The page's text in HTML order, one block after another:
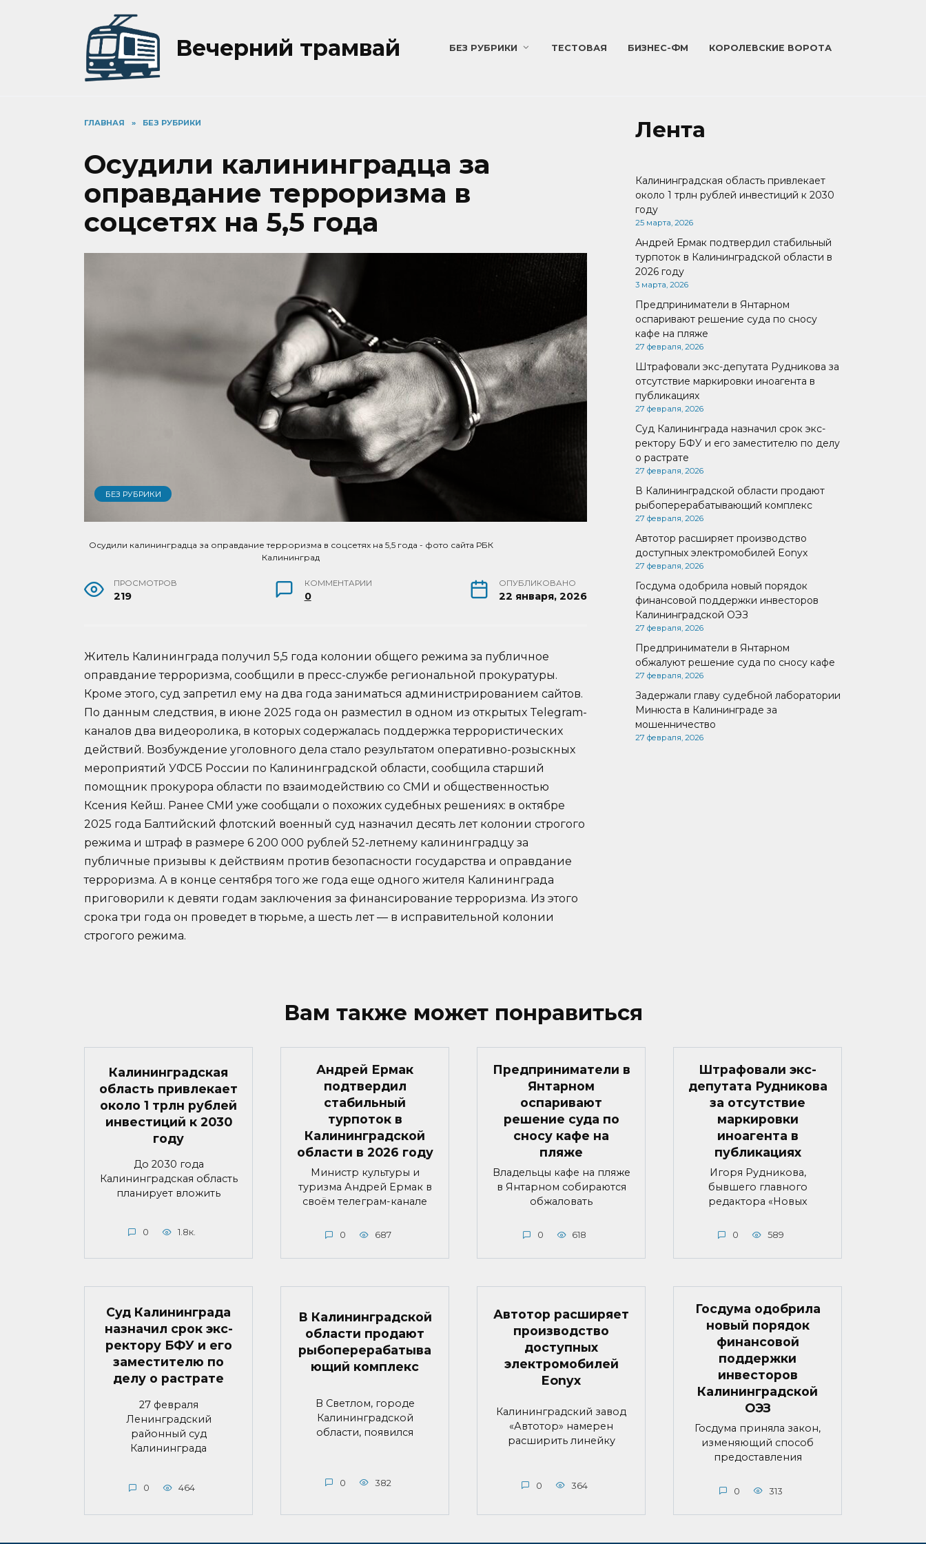
Вечерний трамвай БЕЗ РУБРИКИ ТЕСТОВАЯ БИЗНЕС-ФМ КОРОЛЕВСКИЕ ВОРОТА
ГЛАВНАЯ » БЕЗ РУБРИКИ
Осудили калининградца за
оправдание терроризма в
соцсетях на 5,5 года
БЕЗ РУБРИКИ
Осудили калининградца за оправдание терроризма в соцсетях на 5,5 года - фото сайта РБК
Калининград
ПРОСМОТРОВ
219
КОММЕНТАРИИ
0
ОПУБЛИКОВАНО
22 января, 2026
Житель Калининграда получил 5,5 года колонии общего режима за публичное
оправдание терроризма, сообщили в пресс-службе региональной прокуратуры.
Кроме этого, суд запретил ему на два года заниматься администрированием сайтов.
По данным следствия, в июне 2025 года он разместил в одном из открытых Telegram-
каналов два видеоролика, в которых содержалась поддержка террористических
действий. Возбуждение уголовного дела стало результатом оперативно-розыскных
мероприятий УФСБ России по Калининградской области, сообщила старший
помощник прокурора области по взаимодействию со СМИ и общественностью
Ксения Кейш. Ранее СМИ уже сообщали о похожих судебных решениях: в октябре
2025 года Балтийский флотский военный суд назначил десять лет колонии строгого
режима и штраф в размере 6 200 000 рублей 52-летнему калининградцу за
публичные призывы к действиям против безопасности государства и оправдание
терроризма. А в конце сентября того же года еще одного жителя Калининграда
приговорили к девяти годам заключения за финансирование терроризма. Из этого
срока три года он проведет в тюрьме, а шесть лет — в исправительной колонии
строгого режима.
Лента
Калининградская область привлекает
около 1 трлн рублей инвестиций к 2030
году
25 марта, 2026
Андрей Ермак подтвердил стабильный
турпоток в Калининградской области в
2026 году
3 марта, 2026
Предприниматели в Янтарном
оспаривают решение суда по сносу
кафе на пляже
27 февраля, 2026
Штрафовали экс-депутата Рудникова за
отсутствие маркировки иноагента в
публикациях
27 февраля, 2026
Суд Калининграда назначил срок экс-
ректору БФУ и его заместителю по делу
о растрате
27 февраля, 2026
В Калининградской области продают
рыбоперерабатывающий комплекс
27 февраля, 2026
Автотор расширяет производство
доступных электромобилей Eonyx
27 февраля, 2026
Госдума одобрила новый порядок
финансовой поддержки инвесторов
Калининградской ОЭЗ
27 февраля, 2026
Предприниматели в Янтарном
обжалуют решение суда по сносу кафе
27 февраля, 2026
Задержали главу судебной лаборатории
Минюста в Калининграде за
мошенничество
27 февраля, 2026
Вам также может понравиться
Калининградская
область привлекает
около 1 трлн рублей
инвестиций к 2030
году
До 2030 года
Калининградская область
планирует вложить
0 1.8к.
Андрей Ермак
подтвердил
стабильный
турпоток в
Калининградской
области в 2026 году
Министр культуры и
туризма Андрей Ермак в
своём телеграм-канале
0 687
Предприниматели в
Янтарном
оспаривают
решение суда по
сносу кафе на
пляже
Владельцы кафе на пляже
в Янтарном собираются
обжаловать
0 618
Штрафовали экс-
депутата Рудникова
за отсутствие
маркировки
иноагента в
публикациях
Игоря Рудникова,
бывшего главного
редактора «Новых
0 589
Суд Калининграда
назначил срок экс-
ректору БФУ и его
заместителю по
делу о растрате
27 февраля
Ленинградский
районный суд
Калининграда
0 464
В Калининградской
области продают
рыбоперерабатыва
ющий комплекс
В Светлом, городе
Калининградской
области, появился
0 382
Автотор расширяет
производство
доступных
электромобилей
Eonyx
Калининградский завод
«Автотор» намерен
расширить линейку
0 364
Госдума одобрила
новый порядок
финансовой
поддержки
инвесторов
Калининградской
ОЭЗ
Госдума приняла закон,
изменяющий способ
предоставления
0 313